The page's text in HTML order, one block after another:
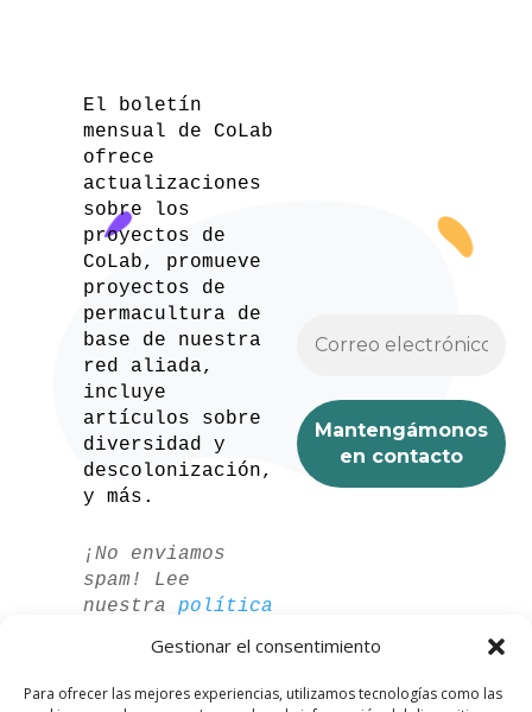
Gestionar el consentimiento
Para ofrecer las mejores experiencias, utilizamos tecnologías como las
El boletín
mensual de CoLab
ofrece
actualizaciones
sobre los
proyectos de
CoLab, promueve
proyectos de
permacultura de
base de nuestra
red aliada,
incluye
artículos sobre
diversidad y
descolonización,
y más.
¡No enviamos
spam! Lee
nuestra política
para más
información.